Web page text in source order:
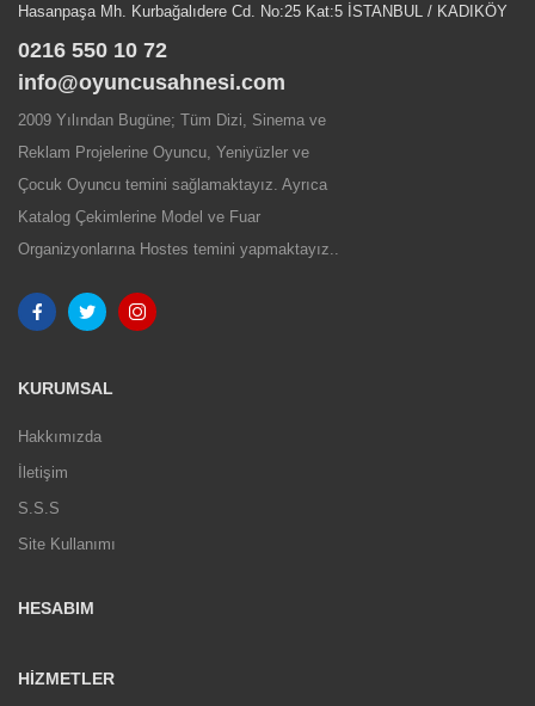
Hasanpaşa Mh. Kurbağalıdere Cd. No:25 Kat:5 İSTANBUL / KADIKÖY
0216 550 10 72
info@oyuncusahnesi.com
2009 Yılından Bugüne; Tüm Dizi, Sinema ve
Reklam Projelerine Oyuncu, Yeniyüzler ve
Çocuk Oyuncu temini sağlamaktayız. Ayrıca
Katalog Çekimlerine Model ve Fuar
Organizyonlarına Hostes temini yapmaktayız..
KURUMSAL
Hakkımızda
İletişim
S.S.S
Site Kullanımı
HESABIM
HIZMETLER